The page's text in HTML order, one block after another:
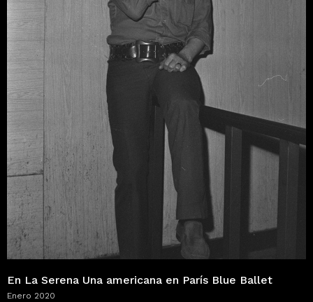
En La Serena Una americana en París Blue Ballet
Enero 2020